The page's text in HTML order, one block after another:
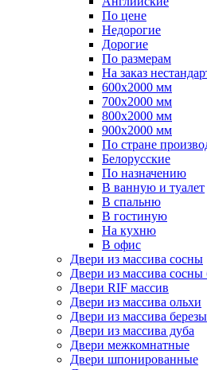
По цене
Недорогие
Дорогие
По размерам
На заказ
600х2000 мм
700х2000 мм
800х2000 мм
900х2000 мм
По стране
Белорусские
По назначению
В ванную и туалет
В спальню
В гостиную
На кухню
В офис
Двери из массива сосны
Двери из массива
Двери RIF массив
Двери из массива ольхи
Двери из массива березы
Двери из массива дуба
Двери межкомнатные
Двери шпонированные